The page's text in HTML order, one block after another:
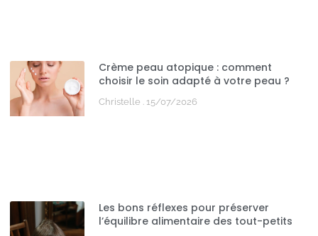
Crème peau atopique : comment
choisir le soin adapté à votre peau ?
Christelle 15/07/2026
Les bons réflexes pour préserver
l’équilibre alimentaire des tout-petits